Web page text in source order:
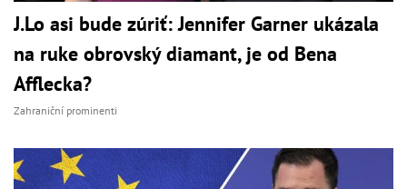
J.Lo asi bude zúriť: Jennifer Garner ukázala
na ruke obrovský diamant, je od Bena
Afflecka?
Zahraniční prominenti